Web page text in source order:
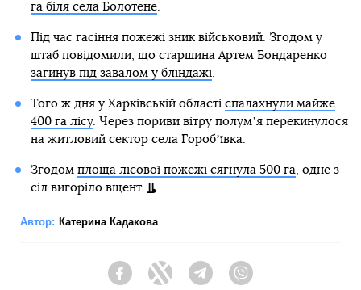
га біля села Болотене.
Під час гасіння пожежі зник військовий. Згодом у
штаб повідомили, що старшина Артем Бондаренко
загинув під завалом у бліндажі.
Того ж дня у Харківській області спалахнули майже
400 га лісу. Через пориви вітру полумʼя перекинулося
на житловий сектор села Горобʼївка.
Згодом площа лісової пожежі сягнула 500 га, одне з
сіл вигоріло вщент.
Автор: Катерина Кадакова
FacebookTwitter Telegram